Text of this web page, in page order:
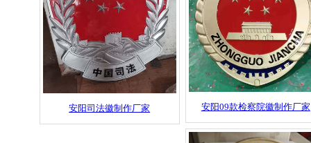
安阳司法徽制作厂家 安阳09款检察院徽制作厂家